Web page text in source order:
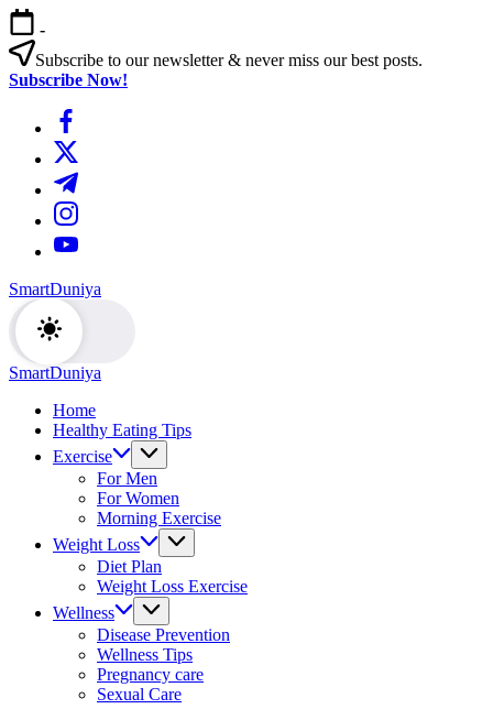
এড়িয়ে
লেখায়
যান
-
Subscribe to our newsletter & never miss our best posts.
Subscribe Now!
https://www.facebook.com/
https://twitter.com/
https://t.me/
https://www.instagram.com/
https://youtube.com/
SmartDuniya
Be
Smart
&
Happy
Life
with
health
fitness
SmartDuniya
Smart
Happy
fitness
Home
Healthy Eating Tips
Exercise
For Men
For Women
Morning Exercise
Weight Loss
Diet Plan
Weight Loss Exercise
Wellness
Disease Prevention
Wellness Tips
Pregnancy care
Sexual Care